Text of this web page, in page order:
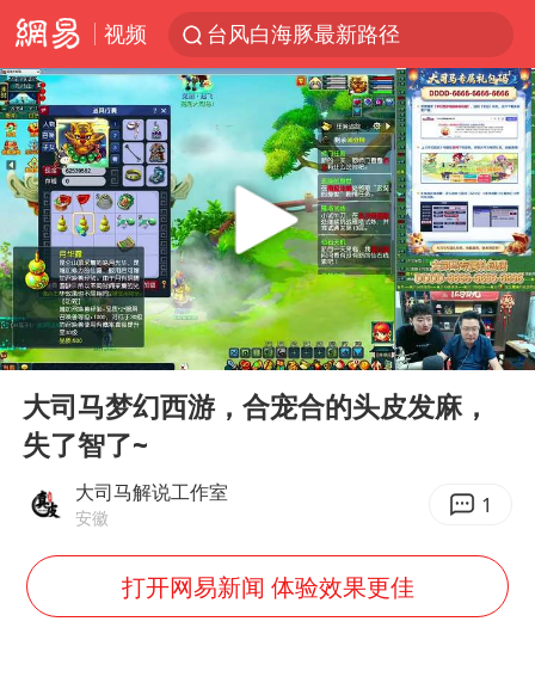
视频
台风白海豚最新路径
昆明石林火把节
63岁关之琳否认与27岁模特恋情
外交部发言人就广岛核爆81周年等答记者问
27岁女子成组织卖淫集团主犯被通缉
我国编制完成新版全月地质图
贵州轮胎子公司获美国退税8136万
胡塞武装袭扰红海航运行动升级
感觉全东北都在等7号
多地要求领导干部带头休假
Play
00:00 28:55
大司马梦幻西游，合宠合的头皮发麻，
失了智了~
大司马解说工作室
安徽 1
打开网易新闻 体验效果更佳